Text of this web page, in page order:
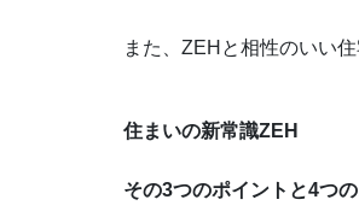
また、ZEHと相性のいい住
住まいの新常識ZEH
その3つのポイントと4つ